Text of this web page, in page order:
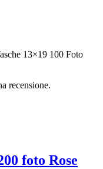
13×19 100 Foto
recensione.
foto Rose